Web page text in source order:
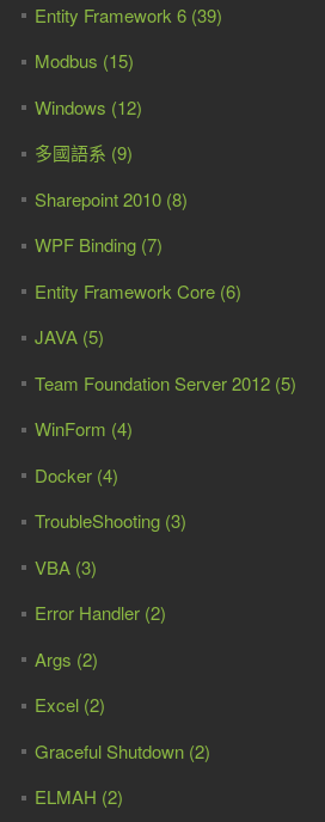
Entity Framework 6 (39)
Modbus (15)
Windows (12)
多國語系 (9)
Sharepoint 2010 (8)
WPF Binding (7)
Entity Framework Core (6)
JAVA (5)
Team Foundation Server 2012 (5)
WinForm (4)
Docker (4)
TroubleShooting (3)
VBA (3)
Error Handler (2)
Args (2)
Excel (2)
Graceful Shutdown (2)
ELMAH (2)